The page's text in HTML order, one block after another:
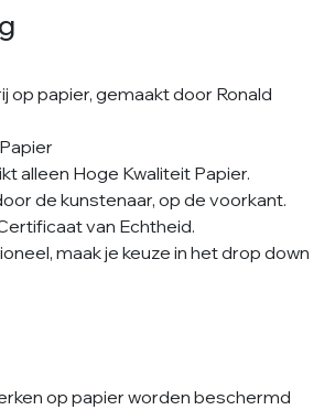
op papier, gemaakt door Ronald
alleen Hoge Kwaliteit Papier.
de kunstenaar, op de voorkant.
van Echtheid.
maak je keuze in het drop down
op papier worden beschermd